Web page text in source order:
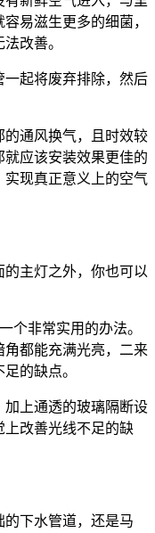
易滋生更多的细菌，
改善。
起将废弃排除，然后
通风换气，且时效较
应该安装效果更佳的
现真正意义上的空气
主灯之外，你也可以
个非常实用的办法。
都能充满光亮，二来
的缺点。
上通透的玻璃隔断设
上改善光线不足的缺
下水管道，还是马